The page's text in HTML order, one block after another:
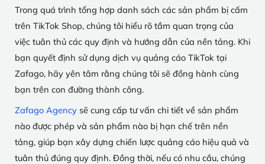
Trong quá trình tổng hợp danh sách các sản phẩm bị cấm
trên TikTok Shop, chúng tôi hiểu rõ tầm quan trọng của
việc tuân thủ các quy định và hướng dẫn của nền tảng. Khi
bạn quyết định sử dụng dịch vụ quảng cáo TikTok tại
Zafago, hãy yên tâm rằng chúng tôi sẽ đồng hành cùng
bạn trên con đường thành công.
Zafago Agency sẽ cung cấp tư vấn chi tiết về sản phẩm
nào được phép và sản phẩm nào bị hạn chế trên nền
tảng, giúp bạn xây dựng chiến lược quảng cáo hiệu quả và
tuân thủ đúng quy định. Đồng thời, nếu có nhu cầu, chúng